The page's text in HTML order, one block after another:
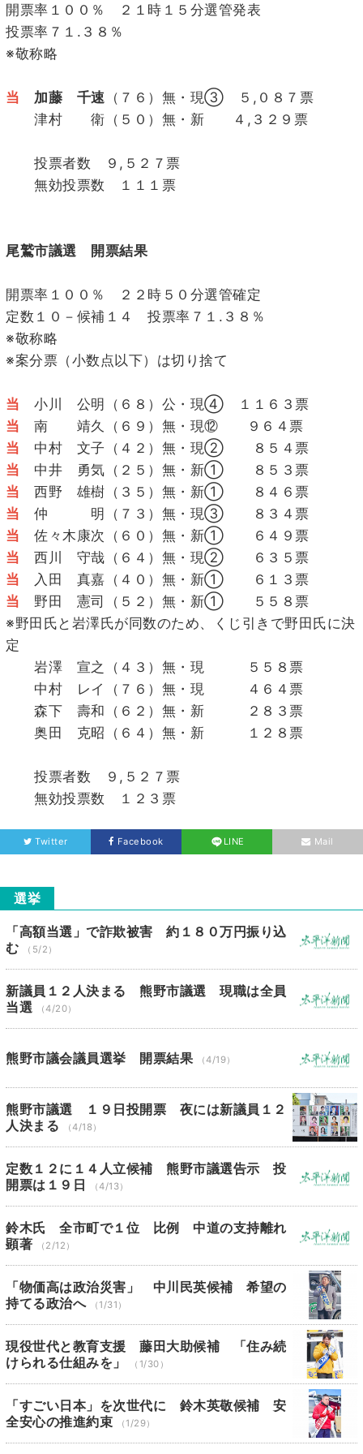
開票率１００％ ２１時１５分選管発表
投票率７１.３８％
※敬称略
当 加藤 千速 （７６）無・現③ ５,０８７票
津村 衛（５０）無・新 ４,３２９票
投票者数 ９,５２７票
無効投票数 １１１票
尾鷲市議選 開票結果
開票率１００％ ２２時５０分選管確定
定数１０－候補１４ 投票率７１.３８％
※敬称略
※案分票（小数点以下）は切り捨て
当 小川 公明（６８）公・現④ １１６３票
当 南 靖久（６９）無・現⑫ ９６４票
当 中村 文子（４２）無・現② ８５４票
当 中井 勇気（２５）無・新① ８５３票
当 西野 雄樹（３５）無・新① ８４６票
当 仲 明（７３）無・現③ ８３４票
当 佐々木康次（６０）無・新① ６４９票
当 西川 守哉（６４）無・現② ６３５票
当 入田 真嘉（４０）無・新① ６１３票
当 野田 憲司（５２）無・新① ５５８票
※野田氏と岩澤氏が同数のため、くじ引きで野田氏に決
定
岩澤 宣之（４３）無・現 ５５８票
中村 レイ（７６）無・現 ４６４票
森下 壽和（６２）無・新 ２８３票
奥田 克昭（６４）無・新 １２８票
投票者数 ９,５２７票
無効投票数 １２３票
Twitter Facebook LINE Mail
選挙
「高額当選」で詐欺被害 約１８０万円振り込
む
（5/2）
新議員１２人決まる 熊野市議選 現職は全員
当選
（4/20）
熊野市議会議員選挙 開票結果 （4/19）
熊野市議選 １９日投開票 夜には新議員１２
人決まる
（4/18）
定数１２に１４人立候補 熊野市議選告示 投
開票は１９日
（4/13）
鈴木氏 全市町で１位 比例 中道の支持離れ
顕著
（2/12）
「物価高は政治災害」 中川民英候補 希望の
持てる政治へ
（1/31）
現役世代と教育支援 藤田大助候補 「住み続
けられる仕組みを」
（1/30）
「すごい日本」を次世代に 鈴木英敬候補 安
全安心の推進約束
（1/29）